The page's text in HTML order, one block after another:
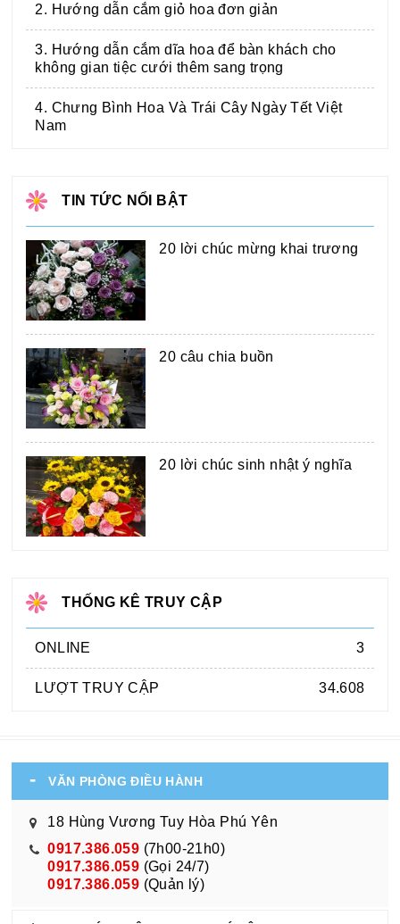
2. Hướng dẫn cắm giỏ hoa đơn giản
3. Hướng dẫn cắm dĩa hoa để bàn khách cho
không gian tiệc cưới thêm sang trọng
4. Chưng Bình Hoa Và Trái Cây Ngày Tết Việt
Nam
TIN TỨC NỔI BẬT
20 lời chúc mừng khai trương
20 câu chia buồn
20 lời chúc sinh nhật ý nghĩa
THỐNG KÊ TRUY CẬP
ONLINE 3
LƯỢT TRUY CẬP 34.608
VĂN PHÒNG ĐIỀU HÀNH
18 Hùng Vương Tuy Hòa Phú Yên
0917.386.059 (7h00-21h0)
0917.386.059 (Gọi 24/7)
0917.386.059 (Quản lý)